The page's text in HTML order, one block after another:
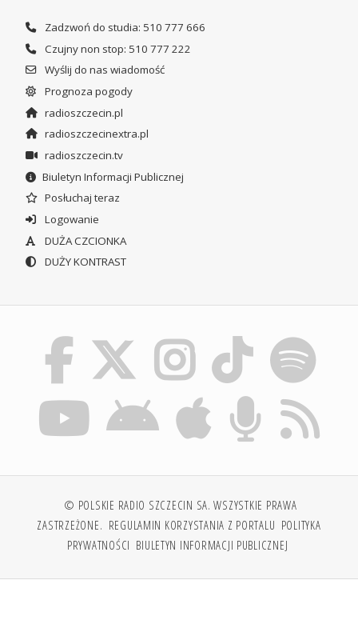
Zadzwoń do studia: 510 777 666
Czujny non stop: 510 777 222
Wyślij do nas wiadomość
Prognoza pogody
radioszczecin.pl
radioszczecinextra.pl
radioszczecin.tv
Biuletyn Informacji Publicznej
Posłuchaj teraz
Logowanie
DUŻA CZCIONKA
DUŻY KONTRAST
© POLSKIE RADIO SZCZECIN SA. WSZYSTKIE PRAWA
ZASTRZEŻONE. REGULAMIN KORZYSTANIA Z PORTALU POLITYKA
PRYWATNOŚCI BIULETYN INFORMACJI PUBLICZNEJ